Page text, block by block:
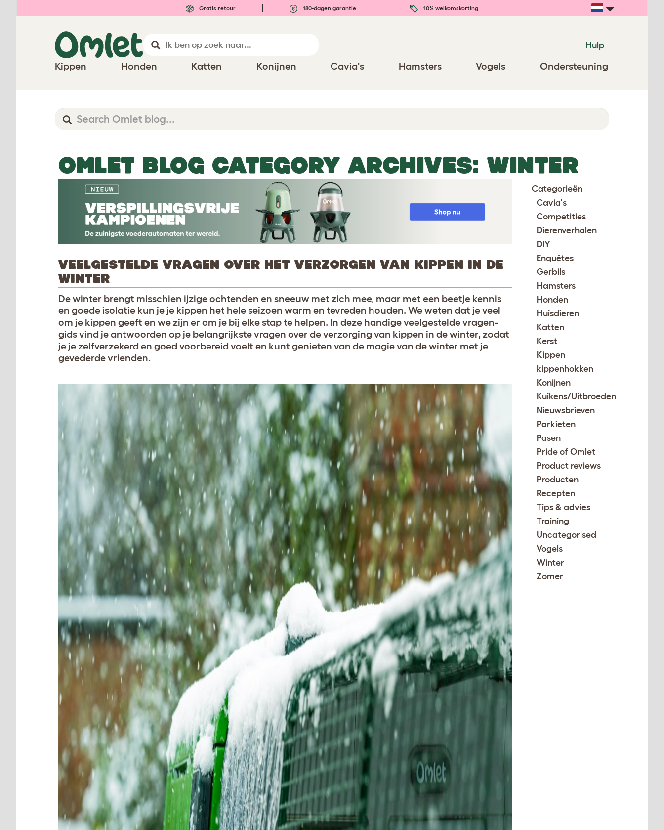
Gratis retour 180-dagen garantie 10% welkomskorting
Hulp
Kippen Honden Katten Konijnen Cavia's Hamsters Vogels Ondersteuning
OMLET BLOG CATEGORY ARCHIVES: WINTER
VEELGESTELDE VRAGEN OVER HET VERZORGEN VAN KIPPEN IN DE
WINTER
De winter brengt misschien ijzige ochtenden en sneeuw met zich mee, maar met een beetje kennis
en goede isolatie kun je je kippen het hele seizoen warm en tevreden houden. We weten dat je veel
om je kippen geeft en we zijn er om je bij elke stap te helpen. In deze handige veelgestelde vragen-
gids vind je antwoorden op je belangrijkste vragen over de verzorging van kippen in de winter, zodat
je je zelfverzekerd en goed voorbereid voelt en kunt genieten van de magie van de winter met je
gevederde vrienden.
Categorieën
Cavia's
Competities
Dierenverhalen
DIY
Enquêtes
Gerbils
Hamsters
Honden
Huisdieren
Katten
Kerst
Kippen
kippenhokken
Konijnen
Kuikens/Uitbroeden
Nieuwsbrieven
Parkieten
Pasen
Pride of Omlet
Product reviews
Producten
Recepten
Tips & advies
Training
Uncategorised
Vogels
Winter
Zomer